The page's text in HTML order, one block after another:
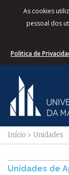
As cookies
pessoal dos
Politica de
Início > Unidades
Unidades de